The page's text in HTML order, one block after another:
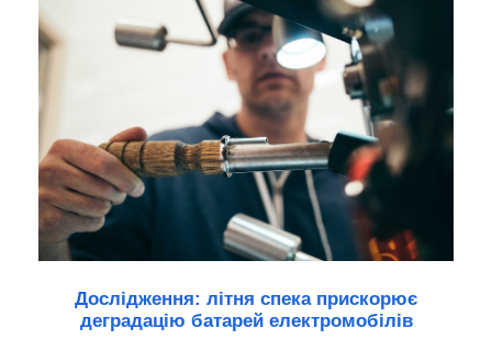
Дослідження: літня спека прискорює
деградацію батарей електромобілів